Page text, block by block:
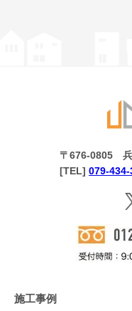
〒676-0805 兵
[TEL] 079-434-
施工事例